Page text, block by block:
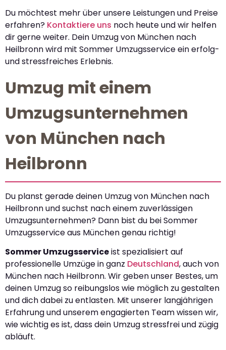
Du möchtest mehr über unsere Leistungen und Preise
erfahren? Kontaktiere uns noch heute und wir helfen
dir gerne weiter. Dein Umzug von München nach
Heilbronn wird mit Sommer Umzugsservice ein erfolg-
und stressfreiches Erlebnis.
Umzug mit einem
Umzugsunternehmen
von München nach
Heilbronn
Du planst gerade deinen Umzug von München nach
Heilbronn und suchst nach einem zuverlässigen
Umzugsunternehmen? Dann bist du bei Sommer
Umzugsservice aus München genau richtig!
Sommer Umzugsserviceist spezialisiert auf
professionelle Umzüge in ganz Deutschland, auch von
München nach Heilbronn. Wir geben unser Bestes, um
deinen Umzug so reibungslos wie möglich zu gestalten
und dich dabei zu entlasten. Mit unserer langjährigen
Erfahrung und unserem engagierten Team wissen wir,
wie wichtig es ist, dass dein Umzug stressfrei und zügig
abläuft.